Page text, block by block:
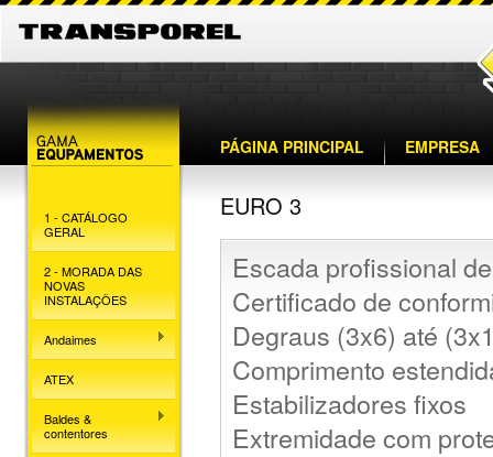
PÁGINA PRINCIPAL EMPRESA
1 - CATÁLOGO
GERAL
2 - MORADA DAS
NOVAS
INSTALAÇÕES
Andaimes
ATEX
Baldes &
contentores
EURO 3
Escada profissional
Certificado de
Degraus (3x6) até
Comprimento
Estabilizadores fixos
Extremidade com